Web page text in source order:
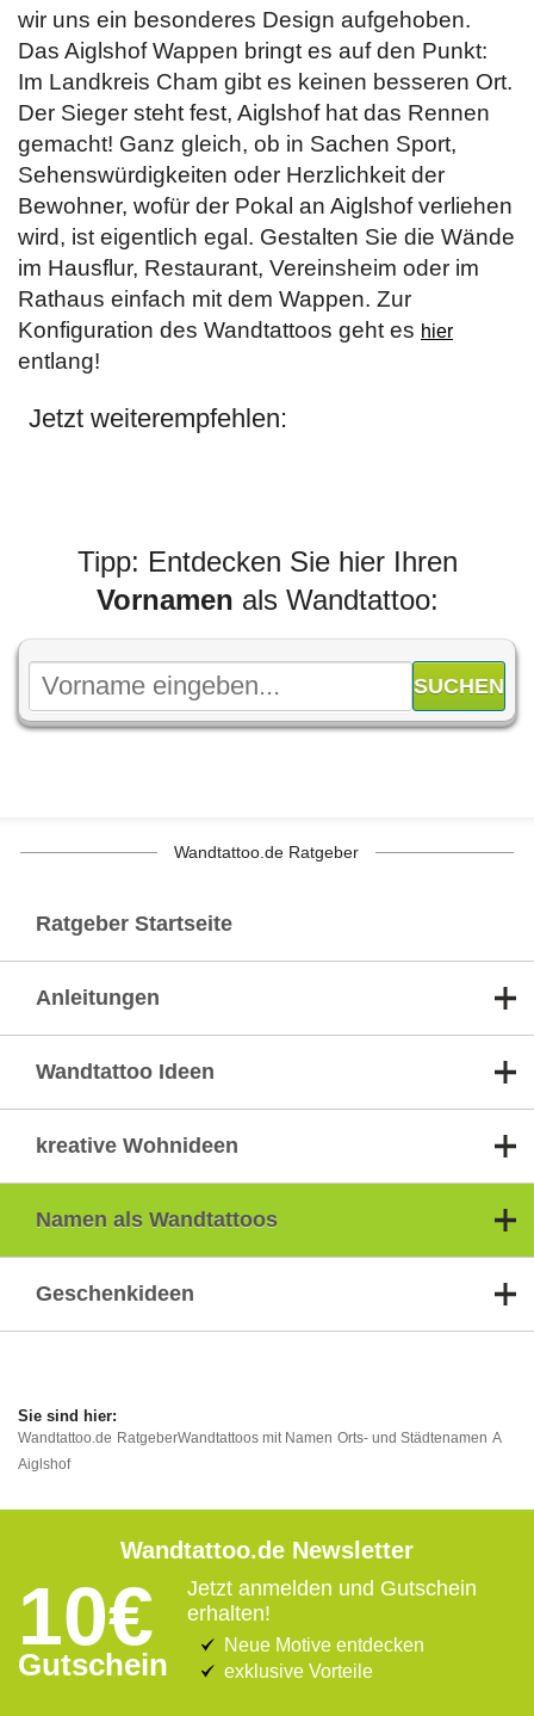
wir uns ein besonderes Design aufgehoben.
Das Aiglshof Wappen bringt es auf den Punkt:
Im Landkreis Cham gibt es keinen besseren Ort.
Der Sieger steht fest, Aiglshof hat das Rennen
gemacht! Ganz gleich, ob in Sachen Sport,
Sehenswürdigkeiten oder Herzlichkeit der
Bewohner, wofür der Pokal an Aiglshof verliehen
wird, ist eigentlich egal. Gestalten Sie die Wände
im Hausflur, Restaurant, Vereinsheim oder im
Rathaus einfach mit dem Wappen. Zur
Konfiguration des Wandtattoos geht es hier
entlang!
Jetzt weiterempfehlen:
Tipp: Entdecken Sie hier Ihren
Vornamen als Wandtattoo:
Wandtattoo.de Ratgeber
Ratgeber Startseite
Anleitungen
Wandtattoo Ideen
kreative Wohnideen
Namen als Wandtattoos
Geschenkideen
Wandtattoo.de RatgeberWandtattoos mit Namen Orts- und Städtenamen A
Aiglshof
Wandtattoo.de Newsletter
10€
Gutschein
Jetzt anmelden und Gutschein
erhalten!
Neue Motive entdecken
exklusive Vorteile